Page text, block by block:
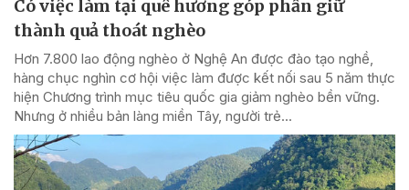
Có việc làm tại quê hương góp phần giữ
thành quả thoát nghèo
Hơn 7.800 lao động nghèo ở Nghệ An được đào tạo nghề,
hàng chục nghìn cơ hội việc làm được kết nối sau 5 năm thực
hiện Chương trình mục tiêu quốc gia giảm nghèo bền vững.
Nhưng ở nhiều bản làng miền Tây, người trẻ...